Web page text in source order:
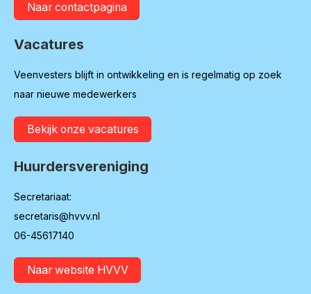
Naar contactpagina
Vacatures
Veenvesters blijft in ontwikkeling en is regelmatig op zoek
naar nieuwe medewerkers
Bekijk onze vacatures
Huurdersvereniging
Secretariaat:
secretaris@hvvv.nl
06-45617140
Naar website HVVV